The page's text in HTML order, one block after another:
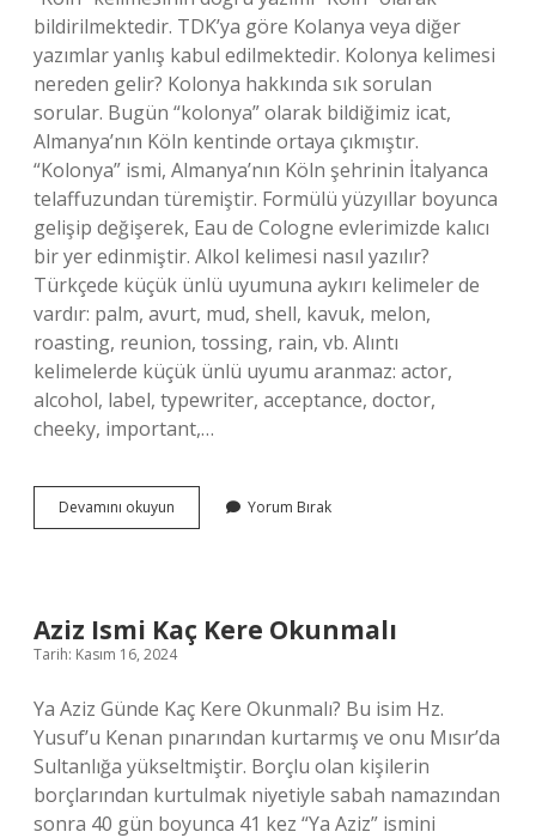
bildirilmektedir. TDK’ya göre Kolanya veya diğer
yazımlar yanlış kabul edilmektedir. Kolonya kelimesi
nereden gelir? Kolonya hakkında sık sorulan
sorular. Bugün “kolonya” olarak bildiğimiz icat,
Almanya’nın Köln kentinde ortaya çıkmıştır.
“Kolonya” ismi, Almanya’nın Köln şehrinin İtalyanca
telaffuzundan türemiştir. Formülü yüzyıllar boyunca
gelişip değişerek, Eau de Cologne evlerimizde kalıcı
bir yer edinmiştir. Alkol kelimesi nasıl yazılır?
Türkçede küçük ünlü uyumuna aykırı kelimeler de
vardır: palm, avurt, mud, shell, kavuk, melon,
roasting, reunion, tossing, rain, vb. Alıntı
kelimelerde küçük ünlü uyumu aranmaz: actor,
alcohol, label, typewriter, acceptance, doctor,
cheeky, important,…
Devamını okuyun Kolonya
Kelimesi
Yorum Bırak
Aziz Ismi Kaç Kere Okunmalı
Tarih: Kasım 16, 2024
Ya Aziz Günde Kaç Kere Okunmalı? Bu isim Hz.
Yusuf’u Kenan pınarından kurtarmış ve onu Mısır’da
Sultanlığa yükseltmiştir. Borçlu olan kişilerin
borçlarından kurtulmak niyetiyle sabah namazından
sonra 40 gün boyunca 41 kez “Ya Aziz” ismini